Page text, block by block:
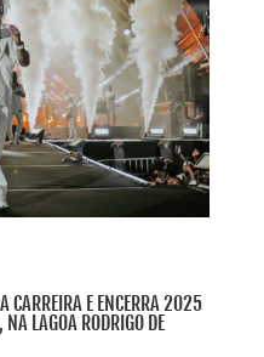
CARREIRA E ENCERRA 2025
NA LAGOA RODRIGO DE